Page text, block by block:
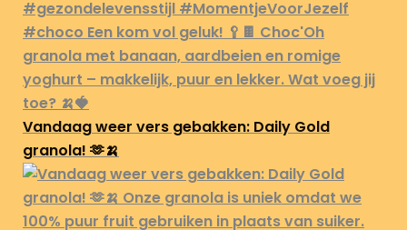
Vandaag weer vers gebakken: Daily Gold
granola! 🫶🍌